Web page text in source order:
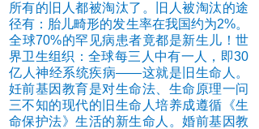
所有的旧人都被淘汰了。旧人被淘汰的途
径有：胎儿畸形的发生率在我国约为2%。
全球70%的罕见病患者竟都是新生儿！世
界卫生组织：全球每三人中有一人，即30
亿人神经系统疾病——这就是旧生命人。
妊前基因教育是对生命法、生命原理一问
三不知的现代的旧生命人培养成遵循《生
命保护法》生活的新生命人。婚前基因教